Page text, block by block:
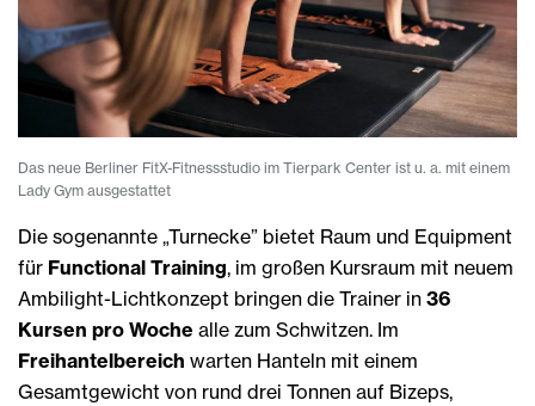
Das neue Berliner FitX-Fitnessstudio im Tierpark Center ist u. a. mit einem
Lady Gym ausgestattet
Die sogenannte „Turnecke” bietet Raum und Equipment
für Functional Training, im großen Kursraum mit neuem
Ambilight-Lichtkonzept bringen die Trainer in 36
Kursen pro Woche alle zum Schwitzen. Im
Freihantelbereich warten Hanteln mit einem
Gesamtgewicht von rund drei Tonnen auf Bizeps,